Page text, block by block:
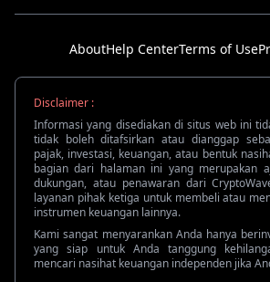
AboutHelp CenterTerms of Use
Disclaimer :
Informasi yang disediakan di situs web ini
tidak boleh ditafsirkan atau dianggap
pajak, investasi, keuangan, atau bentuk
bagian dari halaman ini yang merupakan
dukungan, atau penawaran dari
layanan pihak ketiga untuk membeli atau
instrumen keuangan lainnya.
Kami sangat menyarankan Anda hanya
yang siap untuk Anda tanggung
mencari nasihat keuangan independen jika